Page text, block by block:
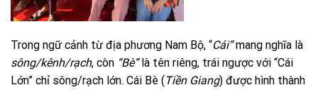
Trong ngữ cảnh từ địa phương Nam Bộ, “Cái”mang nghĩa là
sông/kênh/rạch, còn “Bè”là tên riêng, trái ngược với “Cái
Lớn” chỉ sông/rạch lớn. Cái Bè (Tiền Giang) được hình thành